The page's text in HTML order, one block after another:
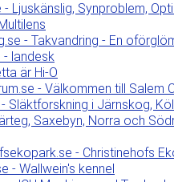
- Ljuskänslig, Synproblem,
- Takvandring - En
- landesk
är Hi-O
- Välkommen till Salem
Släktforskning i Järnskog,
Saxebyn, Norra och
- Christinehofs
- Wallwein's kennel